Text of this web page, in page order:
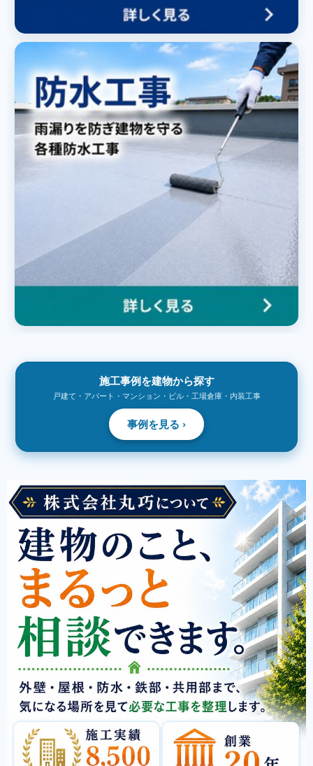
施工事例を建物から探す
戸建て・アパート・マンション・ビル・工場倉庫・内装工事
事例を見る ›